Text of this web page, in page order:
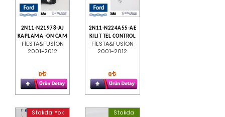
2N11-N21978-AJ
KAPLAMA -ON CAM
FİESTA&FUSİON
2001-2012
0
2N11-N224A55-AE
KILIT TEL CONTROL
FİESTA&FUSİON
2001-2012
0
Stokda Yok Stokda